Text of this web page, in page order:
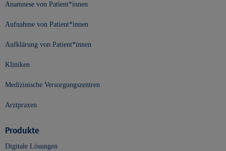
Anamnese von Patient*innen
Aufnahme von Patient*innen
Aufklärung von Patient*innen
Kliniken
Medizinische Versorgungszentren
Arztpraxen
Produkte
Digitale Lösungen